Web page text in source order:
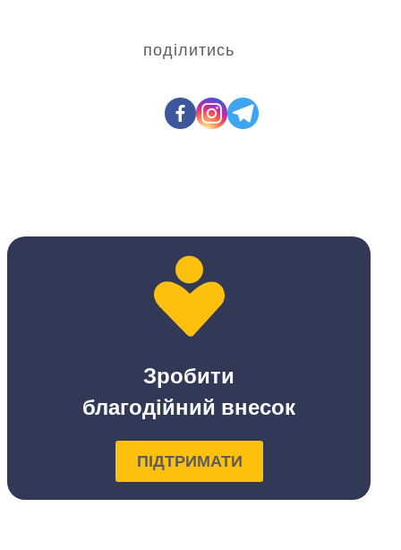
поділитись
Зробити
благодійний внесок
ПІДТРИМАТИ